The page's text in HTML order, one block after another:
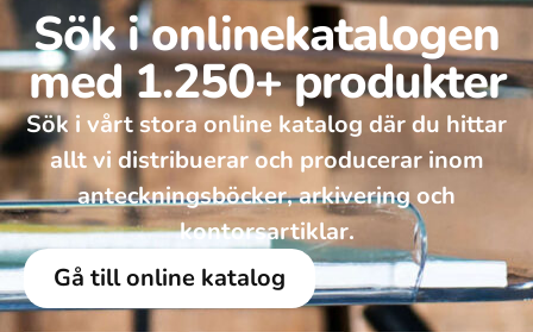
Sök i onlinekatalogen
med 1.250+ produkter
Sök i vårt stora online katalog där du hittar
allt vi distribuerar och producerar inom
anteckningsböcker, arkivering och
kontorsartiklar.
Gå till online katalog